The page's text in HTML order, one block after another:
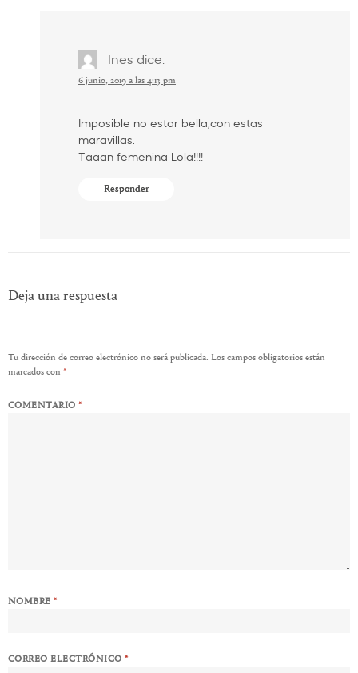
Ines dice:
6 junio, 2019 a las 4:13 pm
Imposible no estar bella,con estas
maravillas.
Taaan femenina Lola!!!!
Responder
Deja una respuesta
Tu dirección de correo electrónico no será publicada. Los campos obligatorios están
marcados con *
COMENTARIO*
NOMBRE*
CORREO ELECTRÓNICO*